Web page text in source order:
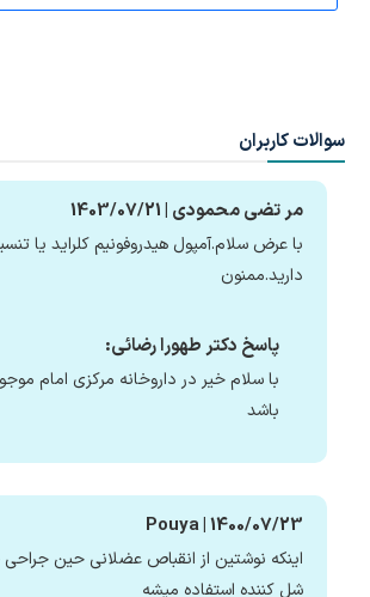
سوالات کاربران
مر تضی محمودی | 1403/07/21
با عرض سلام.آمپول هیدروفونیم کلراید یا
دارید.ممنون
پاسخ دکتر طهورا رضائی:
با سلام خیر در داروخانه مرکزی امام
باشد
Pouya | 1400/07/23
اینکه نوشتین از انقباص عضلانی حین
شل کننده استفاده میشه